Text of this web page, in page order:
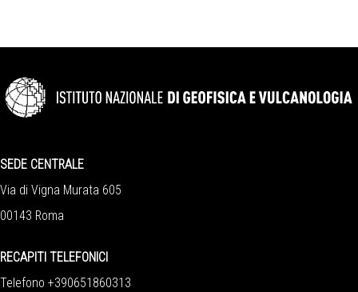
SEDE CENTRALE
Via di Vigna Murata 605
00143 Roma
RECAPITI TELEFONICI
Telefono +390651860313